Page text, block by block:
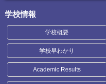
学校情報
学校概要
学校早わかり
Academic Results